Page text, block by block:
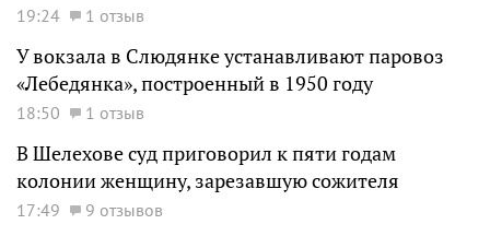
19:24 1 отзыв
У вокзала в Слюдянке устанавливают паровоз
«Лебедянка», построенный в 1950 году
18:50 1 отзыв
В Шелехове суд приговорил к пяти годам
колонии женщину, зарезавшую сожителя
17:49 9 отзывов